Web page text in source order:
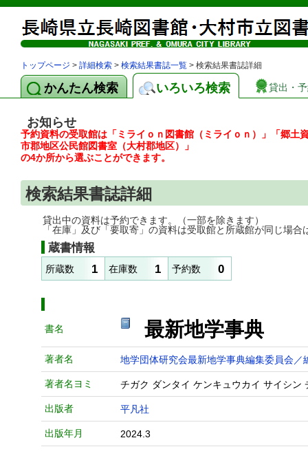
トップページ > 詳細検索 > 検索結果書誌一覧 > 検索結果書誌詳細
かんたん検索 いろいろ検索 貸出・
お知らせ
予約資料の受取館は「ミライｏｎ図書館（ミライｏｎ）」「郷
市郡地区公民館図書室（大村郡地区）」
の4か所から選ぶことができます。
検索結果書誌詳細
貸出中の資料は予約できます。（一部を除きます）
「在庫」及び「要取寄」の資料は受取館と所蔵館が同じ場合
蔵書情報
所蔵数 1 在庫数 1 予約数 0
書名 最新地学事典
著者名 地学団体研究会最新地学事典編集委員会／
著者名ヨミ チガク ダンタイ ケンキュウカイ サイシン
出版者 平凡社
出版年月 2024.3